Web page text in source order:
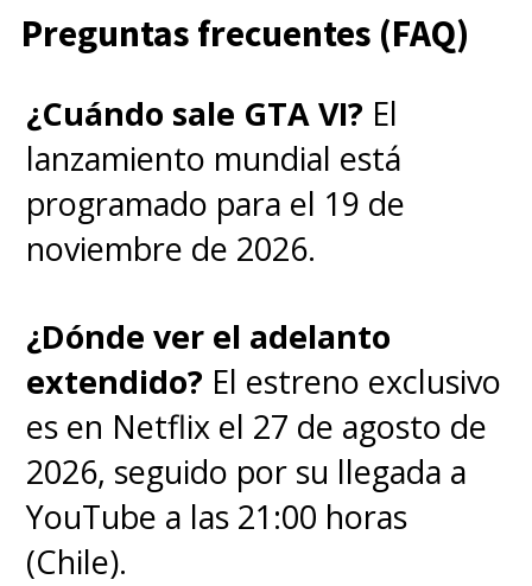
La serie tiene de todo. Drama,
conflictos, una corrupción
horrible, peleas de poder,
asesinatos, y un largo etcétera.
Preguntas frecuentes (FAQ)
¿Cuándo sale GTA VI? El
lanzamiento mundial está
programado para el 19 de
noviembre de 2026.
¿Dónde ver el adelanto
extendido? El estreno exclusivo
es en Netflix el 27 de agosto de
2026, seguido por su llegada a
YouTube a las 21:00 horas
(Chile).